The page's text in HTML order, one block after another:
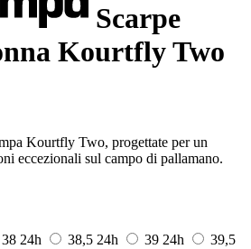
Scarpe
Kourtfly Two
Kourtfly Two, progettate per un
eccezionali sul campo di pallamano.
38 24h 38,5 24h 39 24h
39,5